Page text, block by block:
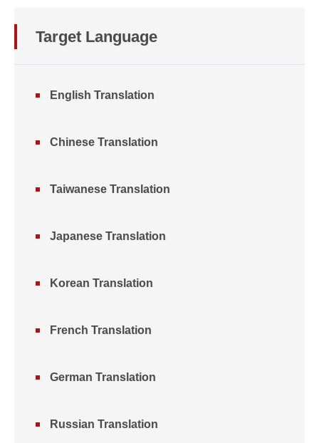
Target Language
English Translation
Chinese Translation
Taiwanese Translation
Japanese Translation
Korean Translation
French Translation
German Translation
Russian Translation